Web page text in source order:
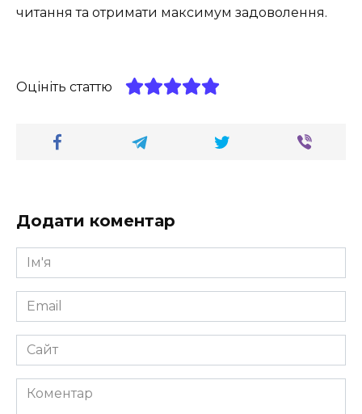
читання та отримати максимум задоволення.
Оцініть статтю
Додати коментар
Ім'я
*
Email
*
Сайт
Коментар